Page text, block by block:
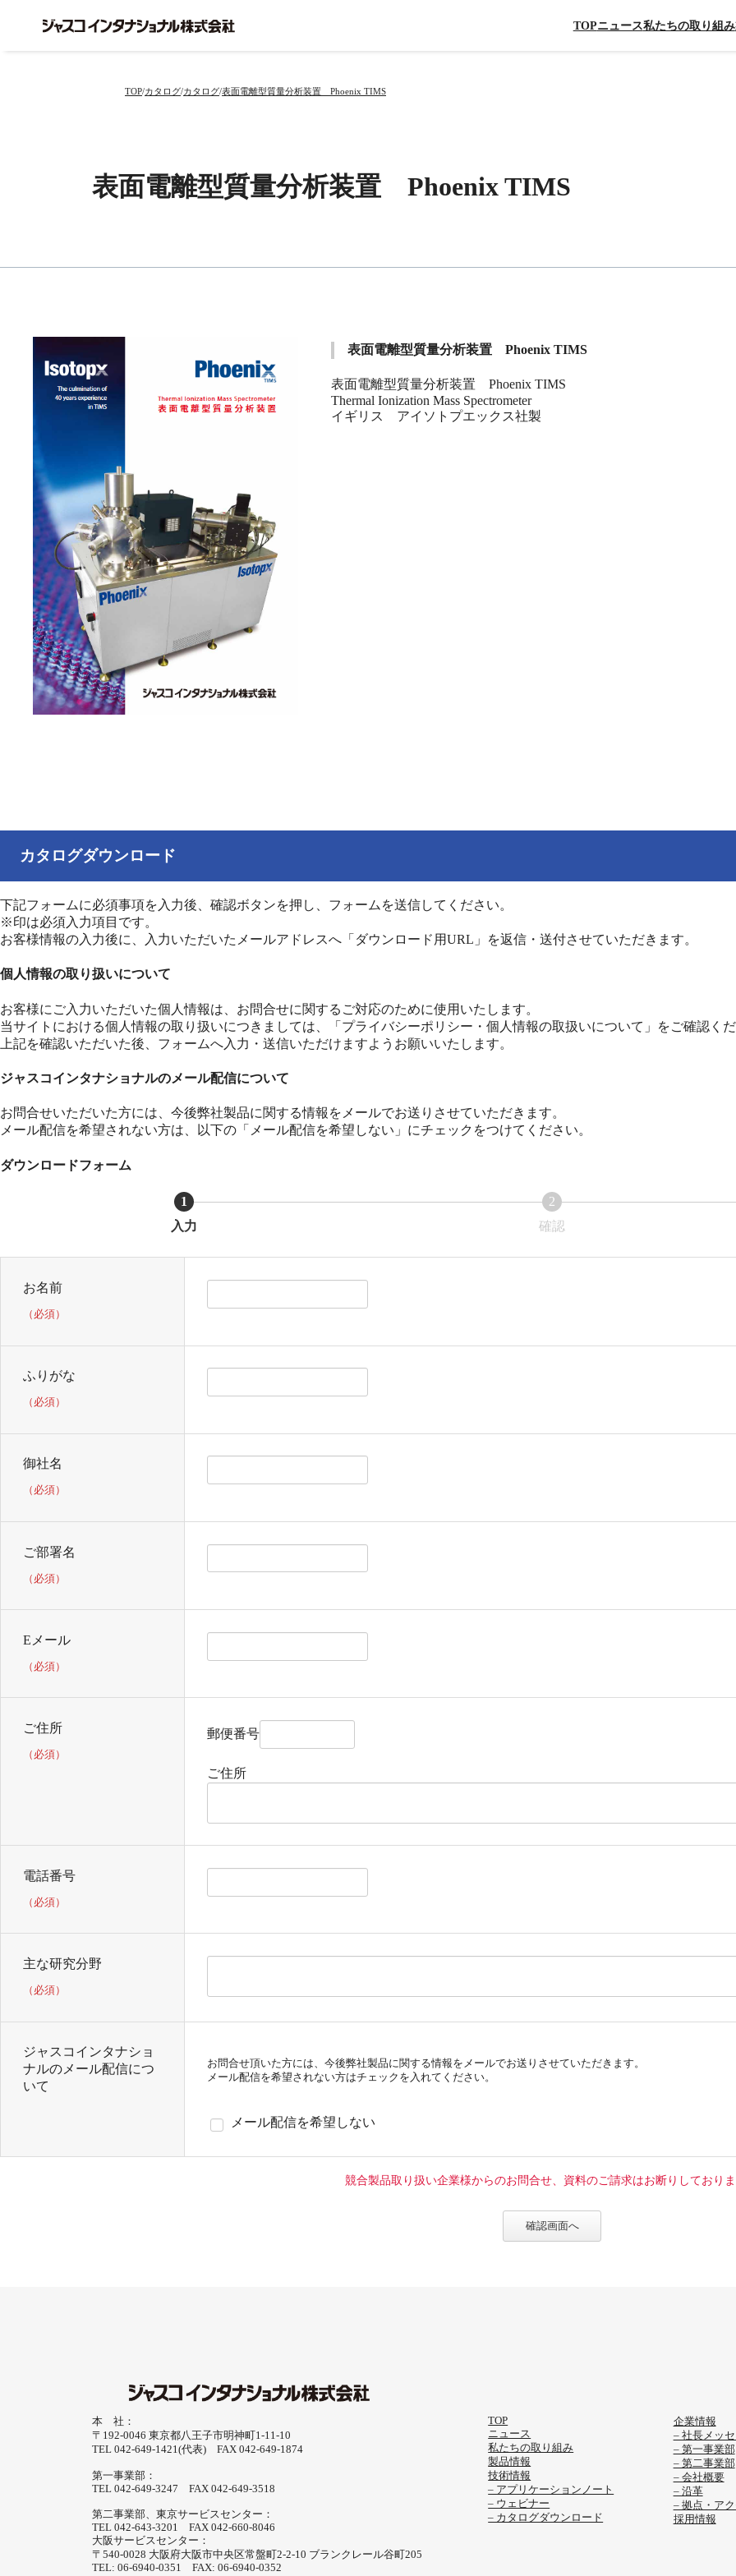
TOPニュース私たちの取り組み
TOP カタログ カタログ 表面電離型質量分析装置 Phoenix TIMS
表面電離型質量分析装置 Phoenix TIMS
表面電離型質量分析装置 Phoenix TIMS
表面電離型質量分析装置 Phoenix TIMS
Thermal Ionization Mass Spectrometer
イギリス アイソトプエックス社製
カタログダウンロード
下記フォームに必須事項を入力後、確認ボタンを押し、フォームを送信してください。
※印は必須入力項目です。
お客様情報の入力後に、入力いただいたメールアドレスへ「ダウンロード用URL」を返信・送付させていただきます。
個人情報の取り扱いについて
お客様にご入力いただいた個人情報は、お問合せに関するご対応のために使用いたします。
当サイトにおける個人情報の取り扱いにつきましては、「プライバシーポリシー・個人情報の取扱いについて」をご確認く
上記を確認いただいた後、フォームへ入力・送信いただけますようお願いいたします。
ジャスコインタナショナルのメール配信について
お問合せいただいた方には、今後弊社製品に関する情報をメールでお送りさせていただきます。
メール配信を希望されない方は、以下の「メール配信を希望しない」にチェックをつけてください。
ダウンロードフォーム
1
入力
2
確認
お名前
（必須）
ふりがな
（必須）
御社名
（必須）
ご部署名
（必須）
Eメール
（必須）
ご住所
（必須）
郵便番号
ご住所
電話番号
（必須）
主な研究分野
（必須）
ジャスコインタナショ
ナルのメール配信につ
いて
お問合せ頂いた方には、今後弊社製品に関する情報をメールでお送りさせていただきます。
メール配信を希望されない方はチェックを入れてください。
メール配信を希望しない
競合製品取り扱い企業様からのお問合せ、資料のご請求はお断りしており
確認画面へ
本 社：
〒192-0046 東京都八王子市明神町1-11-10
TEL 042-649-1421(代表) FAX 042-649-1874
第一事業部：
TEL 042-649-3247 FAX 042-649-3518
第二事業部、東京サービスセンター：
TEL 042-643-3201 FAX 042-660-8046
大阪サービスセンター：
〒540-0028 大阪府大阪市中央区常盤町2-2-10 ブランクレール谷町205
TEL: 06-6940-0351 FAX: 06-6940-0352
TOP
ニュース
私たちの取り組み
製品情報
技術情報
– アプリケーションノート
– ウェビナー
– カタログダウンロード
企業情報
– 社長メッ
– 第一事業部
– 第二事業部
– 会社概要
– 沿革
– 拠点・ア
採用情報